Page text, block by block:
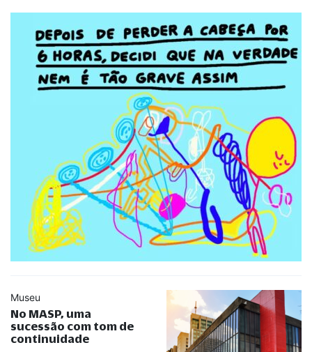
Museu
No MASP, uma
sucessão com tom de
continuidade